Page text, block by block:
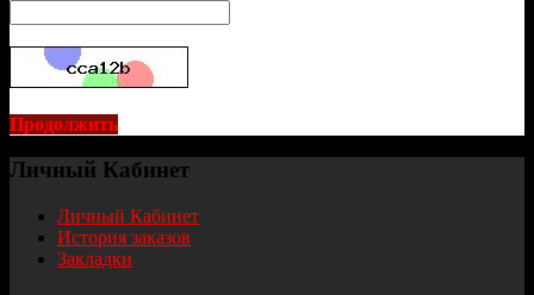
Продолжить
Личный Кабинет
Личный Кабинет
История заказов
Закладки